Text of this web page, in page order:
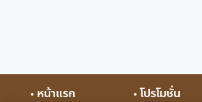
• หน้าแรก • โปรโมชั่น